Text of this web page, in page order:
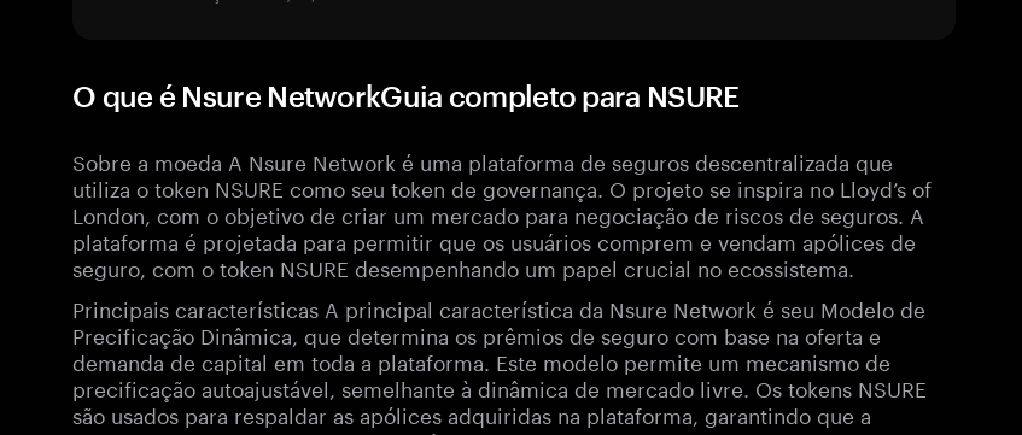
O que é Nsure NetworkGuia completo para NSURE
Sobre a moeda A Nsure Network é uma plataforma de seguros descentralizada que
utiliza o token NSURE como seu token de governança. O projeto se inspira no Lloyd’s of
London, com o objetivo de criar um mercado para negociação de riscos de seguros. A
plataforma é projetada para permitir que os usuários comprem e vendam apólices de
seguro, com o token NSURE desempenhando um papel crucial no ecossistema.
Principais características A principal característica da Nsure Network é seu Modelo de
Precificação Dinâmica, que determina os prêmios de seguro com base na oferta e
demanda de capital em toda a plataforma. Este modelo permite um mecanismo de
precificação autoajustável, semelhante à dinâmica de mercado livre. Os tokens NSURE
são usados para respaldar as apólices adquiridas na plataforma, garantindo que a